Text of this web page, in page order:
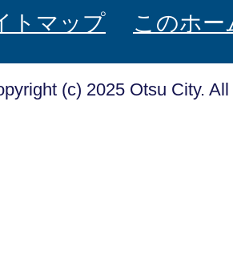
トマップ このホ
(c) 2025 Otsu City.